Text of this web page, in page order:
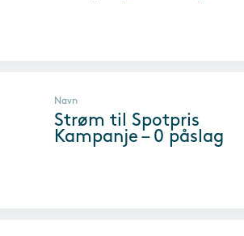
Navn
Strøm til Spotpris
Kampanje – 0 påslag